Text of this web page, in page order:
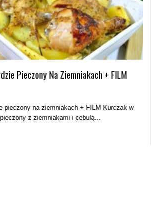
Pieczony Na Ziemniakach + FILM
pieczony na ziemniakach + FILM Kurczak w
z ziemniakami i cebulą...